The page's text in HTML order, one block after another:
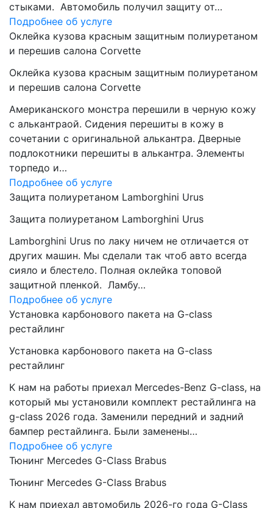
стыками. Автомобиль получил защиту от…
Подробнее об услуге
Оклейка кузова красным защитным полиуретаном
и перешив салона Corvette
Оклейка кузова красным защитным полиуретаном
и перешив салона Corvette
Американского монстра перешили в черную кожу
с алькантраой. Сидения перешиты в кожу в
сочетании с оригинальной алькантра. Дверные
подлокотники перешиты в алькантра. Элементы
торпедо и…
Подробнее об услуге
Защита полиуретаном Lamborghini Urus
Защита полиуретаном Lamborghini Urus
Lamborghini Urus по лаку ничем не отличается от
других машин. Мы сделали так чтоб авто всегда
сияло и блестело. Полная оклейка топовой
защитной пленкой. Ламбу…
Подробнее об услуге
Установка карбонового пакета на G-class
рестайлинг
Установка карбонового пакета на G-class
рестайлинг
К нам на работы приехал Mercedes-Benz G-class, на
который мы установили комплект рестайлинга на
g-class 2026 года. Заменили передний и задний
бампер рестайлинга. Были заменены…
Подробнее об услуге
Тюнинг Mercedes G-Class Brabus
Тюнинг Mercedes G-Class Brabus
К нам приехал автомобиль 2026-го года G-Class